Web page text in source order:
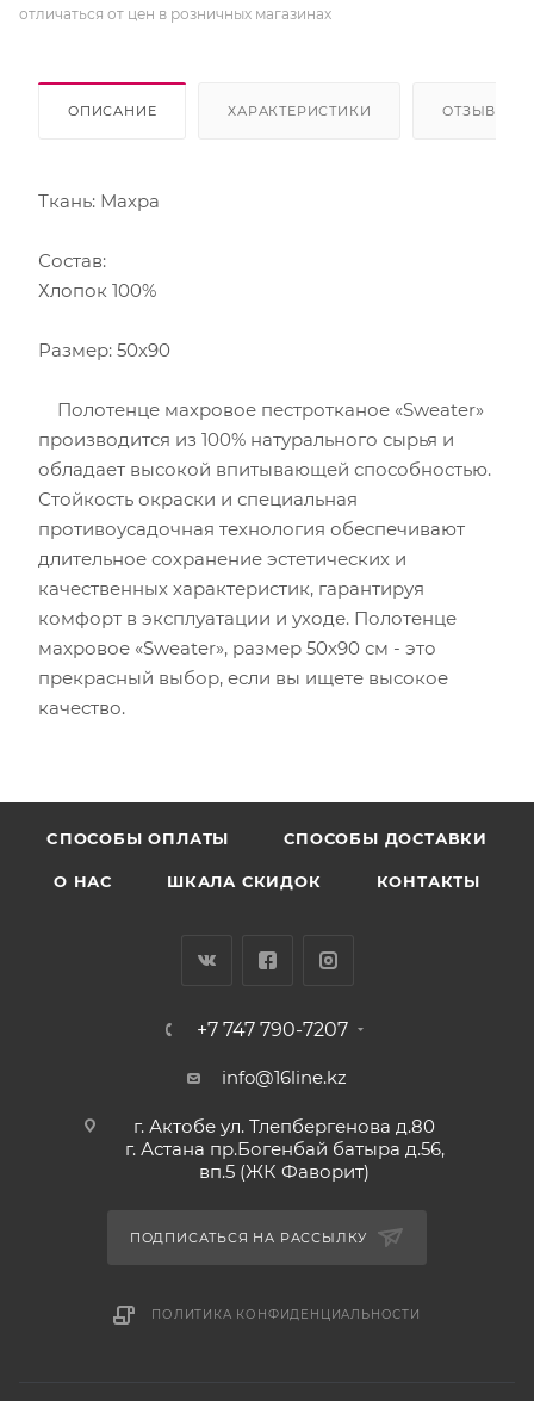
отличаться от цен в розничных магазинах
ОПИСАНИЕ ХАРАКТЕРИСТИКИ ОТЗЫВЫ
Ткань: Махра
Состав:
Хлопок 100%
Размер: 50х90
Полотенце махровое пестротканое «Sweater»
производится из 100% натурального сырья и
обладает высокой впитывающей способностью.
Стойкость окраски и специальная
противоусадочная технология обеспечивают
длительное сохранение эстетических и
качественных характеристик, гарантируя
комфорт в эксплуатации и уходе. Полотенце
махровое «Sweater», размер 50х90 см - это
прекрасный выбор, если вы ищете высокое
качество.
CПОСОБЫ ОПЛАТЫ СПОСОБЫ ДОСТАВКИ
О НАС ШКАЛА СКИДОК КОНТАКТЫ
+7 747 790-7207
info@16line.kz
г. Актобе ул. Тлепбергенова д.80
г. Астана пр.Богенбай батыра д.56,
вп.5 (ЖК Фаворит)
ПОДПИСАТЬСЯ НА РАССЫЛКУ
ПОЛИТИКА КОНФИДЕНЦИАЛЬНОСТИ